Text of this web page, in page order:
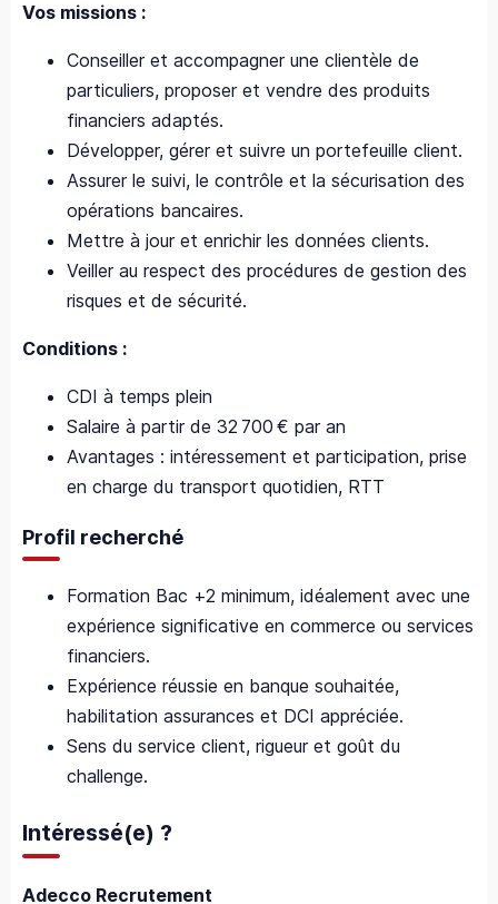
Vos missions :
Conseiller et accompagner une clientèle de
particuliers, proposer et vendre des produits
financiers adaptés.
Développer, gérer et suivre un portefeuille client.
Assurer le suivi, le contrôle et la sécurisation des
opérations bancaires.
Mettre à jour et enrichir les données clients.
Veiller au respect des procédures de gestion des
risques et de sécurité.
Conditions :
CDI à temps plein
Salaire à partir de 32 700 € par an
Avantages : intéressement et participation, prise
en charge du transport quotidien, RTT
Profil recherché
Formation Bac +2 minimum, idéalement avec une
expérience significative en commerce ou services
financiers.
Expérience réussie en banque souhaitée,
habilitation assurances et DCI appréciée.
Sens du service client, rigueur et goût du
challenge.
Intéressé(e) ?
Adecco Recrutement